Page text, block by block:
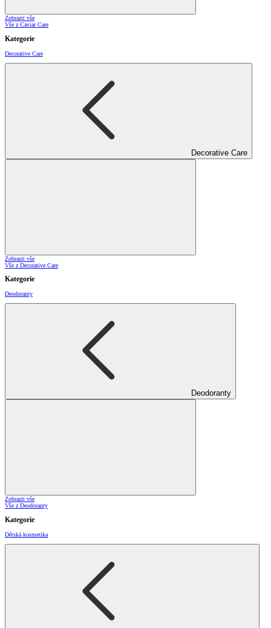
Zobrazit vše
Vše z Caviar Care
Kategorie
Decorative Care
Decorative Care
Zobrazit vše
Vše z Decorative Care
Kategorie
Deodoranty
Deodoranty
Zobrazit vše
Vše z Deodoranty
Kategorie
Dětská kosmetika